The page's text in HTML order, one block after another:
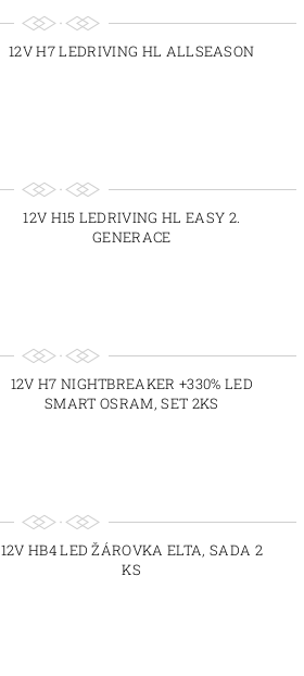
12V H7 LEDRIVING HL ALLSEASON
12V H15 LEDRIVING HL EASY 2.
GENERACE
12V H7 NIGHTBREAKER +330% LED
SMART OSRAM, SET 2KS
12V HB4 LED ŽÁROVKA ELTA, SADA 2
KS